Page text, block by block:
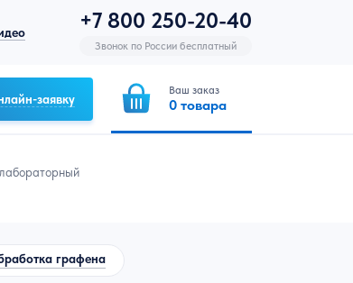
+7 800 250-20-40
Звонок по России бесплатный
заявку
Ваш заказ
0 товара
графена